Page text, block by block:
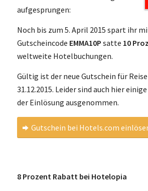
aufgesprungen:
Noch bis zum 5. April 2015 spart ihr
Gutscheincode EMMA10P satte 10
weltweite Hotelbuchungen.
Gültig ist der neue Gutschein für
31.12.2015. Leider sind auch hier
der Einlösung ausgenommen.
Gutschein bei Hotels.com
8 Prozent Rabatt bei Hotelopia